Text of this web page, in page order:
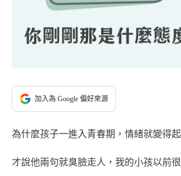
加入為 Google 偏好來源
為什麼孩子一進入青春期，情緒就變得
才說他兩句就臭臉走人，我的小孩以前很